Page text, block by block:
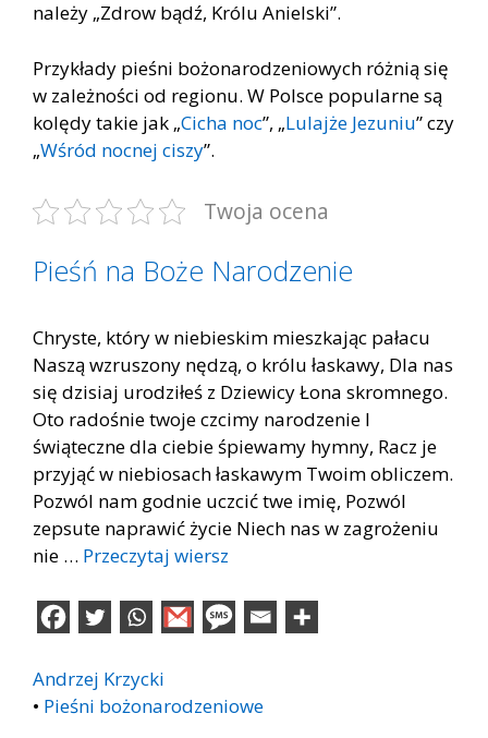
należy „Zdrow bądź, Królu Anielski”.
Przykłady pieśni bożonarodzeniowych różnią się
w zależności od regionu. W Polsce popularne są
kolędy takie jak „Cicha noc”, „Lulajże Jezuniu” czy
„Wśród nocnej ciszy”.
Twoja ocena
Pieśń na Boże Narodzenie
Chryste, który w niebieskim mieszkając pałacu
Naszą wzruszony nędzą, o królu łaskawy, Dla nas
się dzisiaj urodziłeś z Dziewicy Łona skromnego.
Oto radośnie twoje czcimy narodzenie I
świąteczne dla ciebie śpiewamy hymny, Racz je
przyjąć w niebiosach łaskawym Twoim obliczem.
Pozwól nam godnie uczcić twe imię, Pozwól
zepsute naprawić życie Niech nas w zagrożeniu
nie … Przeczytaj wiersz
Andrzej Krzycki
• Pieśni bożonarodzeniowe